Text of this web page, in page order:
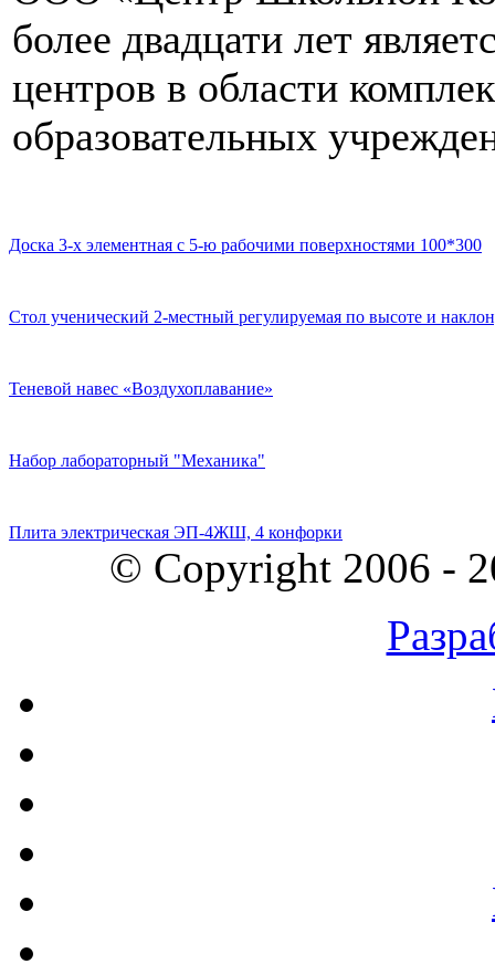
более двадцати лет
центров в области
образовательных
Доска 3-х элементная с 5-ю рабочими поверхностями 100*300
Стол ученический 2-местный регулируемая по высоте и
Теневой навес «Воздухоплавание»
Набор лабораторный "Механика"
Плита электрическая ЭП-4ЖШ, 4 конфорки
© Copyright 2006 -